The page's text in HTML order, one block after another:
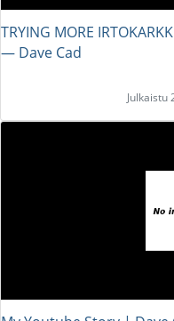
TRYING MORE
― Dave Cad
Julkaistu